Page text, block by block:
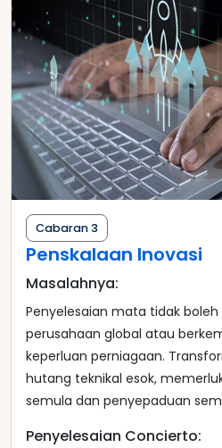
Cabaran 3
Penskalaan Inovasi
Masalahnya:
Penyelesaian mata tidak
perusahaan global atau
keperluan perniagaan.
hutang teknikal esok,
semula dan penyepaduan
Penyelesaian Concierto: